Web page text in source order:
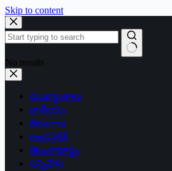
Skip to content
No results
ముఖ్యాంశాలు
జాతీయం
తెలంగాణ
ఆంధ్రప్రదేశ్
తెలంగాణార్థం
సన్నివేశం